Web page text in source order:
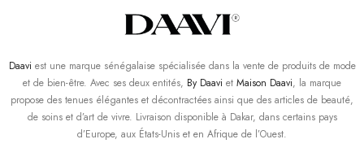
Daavi est une marque sénégalaise spécialisée dans la vente de produits de mode
et de bien-être. Avec ses deux entités, By Daavi et Maison Daavi, la marque
propose des tenues élégantes et décontractées ainsi que des articles de beauté,
de soins et d’art de vivre. Livraison disponible à Dakar, dans certains pays
d’Europe, aux États-Unis et en Afrique de l’Ouest.